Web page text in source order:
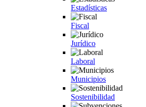
Estadísticas
Fiscal
Jurídico
Laboral
Municipios
Sostenibilidad